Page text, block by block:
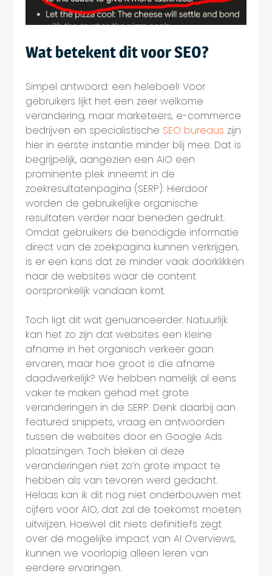
Wat betekent dit voor SEO?
Simpel antwoord: een heleboel! Voor
gebruikers lijkt het een zeer welkome
verandering, maar marketeers, e-commerce
bedrijven en specialistische SEO bureaus zijn
hier in eerste instantie minder blij mee. Dat is
begrijpelijk, aangezien een AIO een
prominente plek inneemt in de
zoekresultatenpagina (SERP). Hierdoor
worden de gebruikelijke organische
resultaten verder naar beneden gedrukt.
Omdat gebruikers de benodigde informatie
direct van de zoekpagina kunnen verkrijgen,
is er een kans dat ze minder vaak doorklikken
naar de websites waar de content
oorspronkelijk vandaan komt.
Toch ligt dit wat genuanceerder. Natuurlijk
kan het zo zijn dat websites een kleine
afname in het organisch verkeer gaan
ervaren, maar hoe groot is die afname
daadwerkelijk? We hebben namelijk al eens
vaker te maken gehad met grote
veranderingen in de SERP. Denk daarbij aan
featured snippets, vraag en antwoorden
tussen de websites door en Google Ads
plaatsingen. Toch bleken al deze
veranderingen niet zo’n grote impact te
hebben als van tevoren werd gedacht.
Helaas kan ik dit nog niet onderbouwen met
cijfers voor AIO, dat zal de toekomst moeten
uitwijzen. Hoewel dit niets definitiefs zegt
over de mogelijke impact van AI Overviews,
kunnen we voorlopig alleen leren van
eerdere ervaringen.